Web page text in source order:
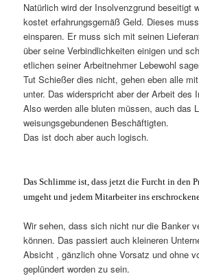
Natürlich wird der Insolvenzgrund beseitigt
kostet erfahrungsgemäß Geld. Dieses
einsparen. Er muss sich mit seinen
über seine Verbindlichkeiten einigen und
etlichen seiner Arbeitnehmer Lebewohl
Tut Schießer dies nicht, gehen eben alle
unter. Das widerspricht aber der Arbeit des
Also werden alle bluten müssen, auch das
weisungsgebundenen Beschäftigten.
Das ist doch aber auch logisch.
Das Schlimme ist, dass jetzt die Furcht in den
umgeht und jedem Mitarbeiter ins
Wir sehen, dass sich nicht nur die Banker
können. Das passiert auch kleineren
Absicht , gänzlich ohne Vorsatz und ohne
geplündert worden zu sein.